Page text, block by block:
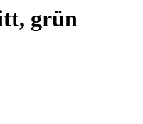
grün